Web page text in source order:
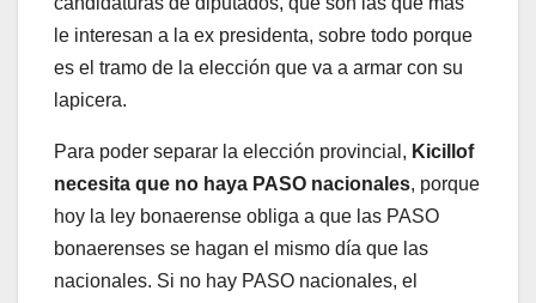
le interesan a la ex presidenta, sobre todo porque
es el tramo de la elección que va a armar con su
lapicera.
Para poder separar la elección provincial, Kicillof
necesita que no haya PASO nacionales, porque
hoy la ley bonaerense obliga a que las PASO
bonaerenses se hagan el mismo día que las
nacionales. Si no hay PASO nacionales, el